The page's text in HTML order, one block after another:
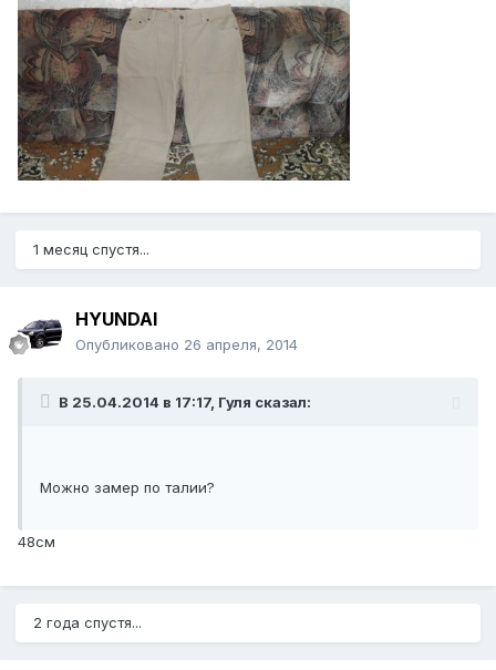
1 месяц спустя...
HYUNDAI
Опубликовано 26 апреля, 2014
В 25.04.2014 в 17:17, Гуля сказал:
Можно замер по талии?
48см
2 года спустя...